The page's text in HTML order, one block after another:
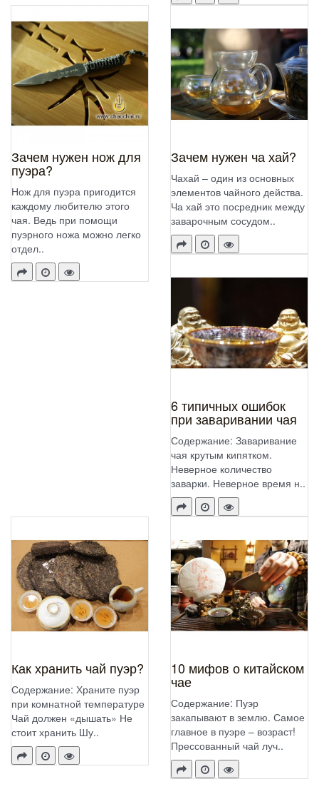
Зачем нужен нож для
пуэра?
Нож для пуэра пригодится
каждому любителю этого
чая. Ведь при помощи
пуэрного ножа можно легко
отдел..
Зачем нужен ча хай?
Чахай – один из основных
элементов чайного действа.
Ча хай это посредник между
заварочным сосудом..
6 типичных ошибок
при заваривании чая
Содержание: Заваривание
чая крутым кипятком.
Неверное количество
заварки. Неверное время н..
Как хранить чай пуэр?
Содержание: Храните пуэр
при комнатной температуре
Чай должен «дышать» Не
стоит хранить Шу..
10 мифов о китайском
чае
Содержание: Пуэр
закапывают в землю. Самое
главное в пуэре – возраст!
Прессованный чай луч..